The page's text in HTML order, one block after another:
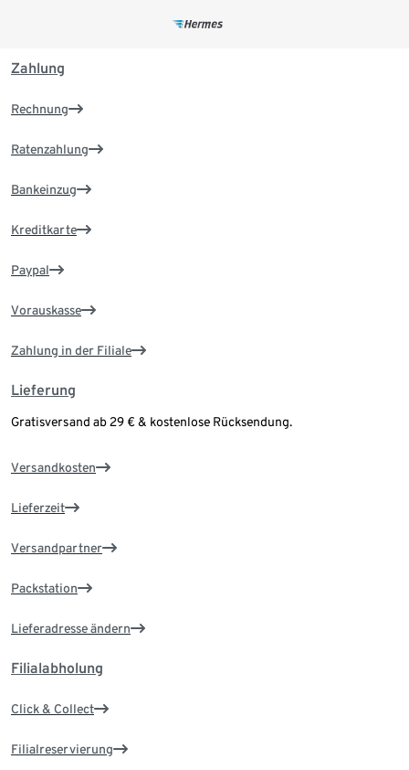
Zahlung
Rechnung
Ratenzahlung
Bankeinzug
Kreditkarte
Paypal
Vorauskasse
Zahlung in der Filiale
Lieferung
Gratisversand ab 29 € & kostenlose Rücksendung.
Versandkosten
Lieferzeit
Versandpartner
Packstation
Lieferadresse ändern
Filialabholung
Click & Collect
Filialreservierung